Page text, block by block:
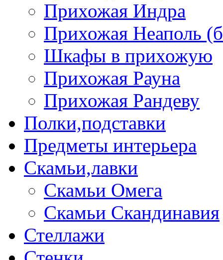
Прихожая Индра
Прихожая Неаполь
Шкафы в прихожую
Прихожая Рауна
Прихожая Рандеву
Полки,подставки
Предметы интерьера
Скамьи,лавки
Скамьи Омега
Скамьи Скандинавия
Стеллажи